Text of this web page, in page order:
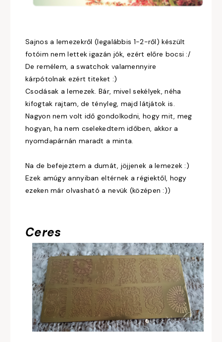
Sajnos a lemezekről (legalábbis 1-2-ről) készült
fotóim nem lettek igazán jók, ezért előre bocsi :/
De remélem, a swatchok valamennyire
kárpótolnak ezért titeket :)
Csodásak a lemezek. Bár, mivel sekélyek, néha
kifogtak rajtam, de tényleg, majd látjátok is.
Nagyon nem volt idő gondolkodni, hogy mit, meg
hogyan, ha nem cselekedtem időben, akkor a
nyomdapárnán maradt a minta.
Na de befejeztem a dumát, jöjjenek a lemezek :)
Ezek amúgy annyiban eltérnek a régiektől, hogy
ezeken már olvasható a nevük (középen :))
Ceres